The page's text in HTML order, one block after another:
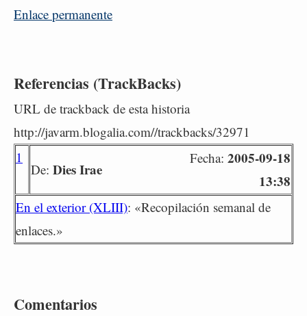
Enlace permanente
Referencias (TrackBacks)
URL de trackback de esta historia
http://javarm.blogalia.com//trackbacks/32971
1
De: Dies Irae
Fecha: 2005-09-18
13:38
En el exterior (XLIII): «Recopilación semanal de
enlaces.»
Comentarios